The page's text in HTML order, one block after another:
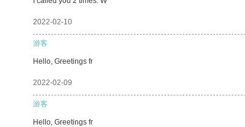
2022-02-10
游客
Hello, Greetings fr
2022-02-09
游客
Hello, Greetings fr